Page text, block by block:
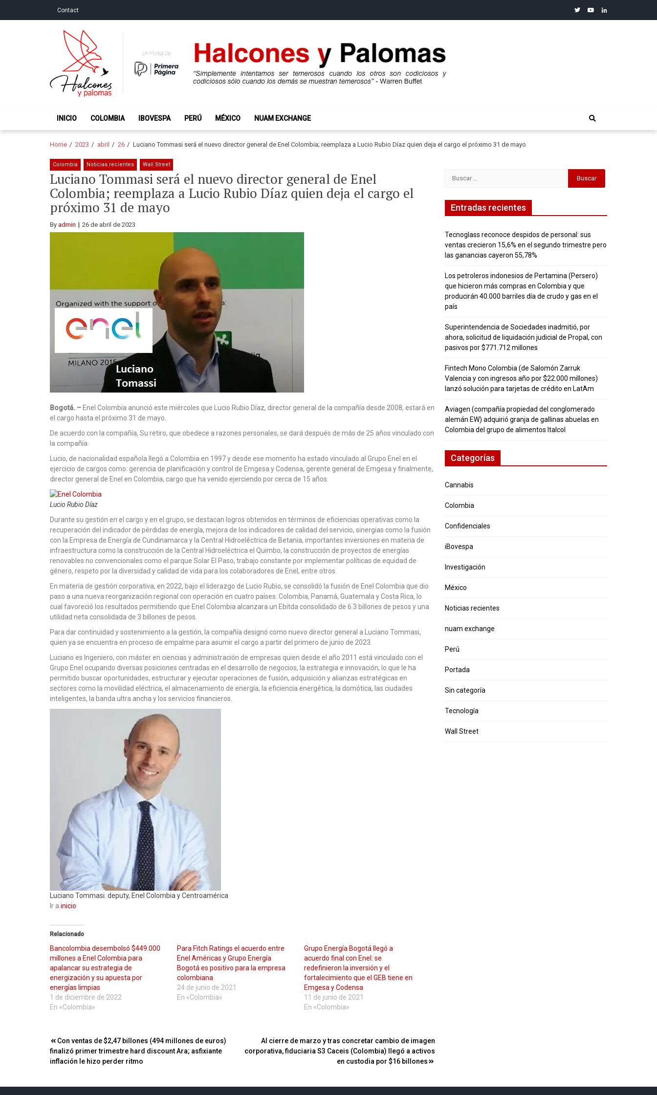
Contact twitteryoutubelinkedin
Halcones y Palomas
INICIO COLOMBIA IBOVESPA PERÚ MÉXICO NUAM EXCHANGE
Home 2023 abril 26 Luciano Tommasi será el nuevo director general de Enel Colombia; reemplaza a Lucio Rubio Díaz quien deja el cargo el próximo 31 de mayo
Colombia Noticias recientes Wall Street
Luciano Tommasi será el nuevo director general de Enel
Colombia; reemplaza a Lucio Rubio Díaz quien deja el cargo el
próximo 31 de mayo
By admin 26 de abril de 2023
Bogotá. – Enel Colombia anunció este miércoles que Lucio Rubio Díaz, director general de la compañía desde 2008, estará en
el cargo hasta el próximo 31 de mayo.
De acuerdo con la compañía, Su retiro, que obedece a razones personales, se dará después de más de 25 años vinculado con
la compañía.
Lucio, de nacionalidad española llegó a Colombia en 1997 y desde ese momento ha estado vinculado al Grupo Enel en el
ejercicio de cargos como: gerencia de planificación y control de Emgesa y Codensa, gerente general de Emgesa y finalmente,
director general de Enel en Colombia, cargo que ha venido ejerciendo por cerca de 15 años.
Lucio Rubio Díaz
Durante su gestión en el cargo y en el grupo, se destacan logros obtenidos en términos de eficiencias operativas como la
recuperación del indicador de pérdidas de energía, mejora de los indicadores de calidad del servicio, sinergias como la fusión
con la Empresa de Energía de Cundinamarca y la Central Hidroeléctrica de Betania, importantes inversiones en materia de
infraestructura como la construcción de la Central Hidroeléctrica el Quimbo, la construcción de proyectos de energías
renovables no convencionales como el parque Solar El Paso, trabajo constante por implementar políticas de equidad de
género, respeto por la diversidad y calidad de vida para los colaboradores de Enel, entre otros.
En materia de gestión corporativa, en 2022, bajo el liderazgo de Lucio Rubio, se consolidó la fusión de Enel Colombia que dio
paso a una nueva reorganización regional con operación en cuatro países: Colombia, Panamá, Guatemala y Costa Rica, lo
cual favoreció los resultados permitiendo que Enel Colombia alcanzara un Ebitda consolidado de 6.3 billones de pesos y una
utilidad neta consolidada de 3 billones de pesos.
Para dar continuidad y sostenimiento a la gestión, la compañía designó como nuevo director general a Luciano Tommasi,
quien ya se encuentra en proceso de empalme para asumir el cargo a partir del primero de junio de 2023.
Luciano es Ingeniero, con máster en ciencias y administración de empresas quien desde el año 2011 está vinculado con el
Grupo Enel ocupando diversas posiciones centradas en el desarrollo de negocios, la estrategia e innovación, lo que le ha
permitido buscar oportunidades, estructurar y ejecutar operaciones de fusión, adquisición y alianzas estratégicas en
sectores como la movilidad eléctrica, el almacenamiento de energía, la eficiencia energética, la domótica, las ciudades
inteligentes, la banda ultra ancha y los servicios financieros.
Luciano Tommasi. deputy, Enel Colombia y Centroamérica
Ir a inicio
Relacionado
Bancolombia desembolsó $449.000
millones a Enel Colombia para
apalancar su estrategia de
energización y su apuesta por
energías limpias
1 de diciembre de 2022
En «Colombia»
Para Fitch Ratings el acuerdo entre
Enel Américas y Grupo Energía
Bogotá es positivo para la empresa
colombiana
24 de junio de 2021
En «Colombia»
Grupo Energía Bogotá llegó a
acuerdo final con Enel: se
redefinieron la inversión y el
fortalecimiento que el GEB tiene en
Emgesa y Codensa
11 de junio de 2021
En «Colombia»
Navegación
de
Con ventas de $2,47 billones (494 millones de euros)
finalizó primer trimestre hard discount Ara; asfixiante
inflación le hizo perder ritmo
Al cierre de marzo y tras concretar cambio de imagen
corporativa, fiduciaria S3 Caceis (Colombia) llegó a activos
en custodia por $16 billones
Entradas recientes
Tecnoglass reconoce despidos de personal: sus
ventas crecieron 15,6% en el segundo trimestre pero
las ganancias cayeron 55,78%
Los petroleros indonesios de Pertamina (Persero)
que hicieron más compras en Colombia y que
producirán 40.000 barriles día de crudo y gas en el
país
Superintendencia de Sociedades inadmitió, por
ahora, solicitud de liquidación judicial de Propal, con
pasivos por $771.712 millones
Fintech Mono Colombia (de Salomón Zarruk
Valencia y con ingresos año por $22.000 millones)
lanzó solución para tarjetas de crédito en LatAm
Aviagen (compañía propiedad del conglomerado
alemán EW) adquirió granja de gallinas abuelas en
Colombia del grupo de alimentos Italcol
Categorías
Cannabis
Colombia
Confidenciales
iBovespa
Investigación
México
Noticias recientes
nuam exchange
Perú
Portada
Sin categoría
Tecnología
Wall Street